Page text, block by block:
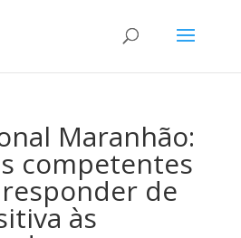
Maranhão:
competentes
de
às